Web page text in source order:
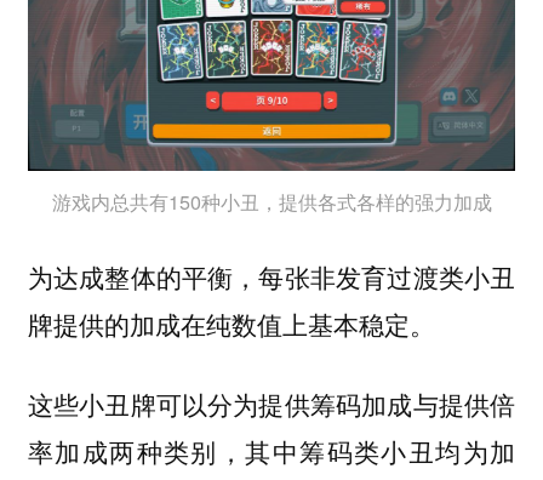
游戏内总共有150种小丑，提供各式各样的强力加成
为达成整体的平衡，每张非发育过渡类小丑
牌提供的加成在纯数值上基本稳定。
这些小丑牌可以分为提供筹码加成与提供倍
率加成两种类别，其中筹码类小丑均为加